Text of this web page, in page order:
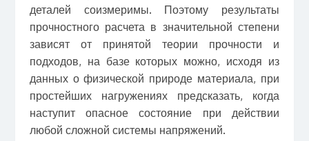
деталей соизмеримы. Поэтому результаты
прочностного расчета в значительной степени
зависят от принятой теории прочности и
подходов, на базе которых можно, исходя из
данных о физической природе материала, при
простейших нагружениях предсказать, когда
наступит опасное состояние при действии
любой сложной системы напряжений.